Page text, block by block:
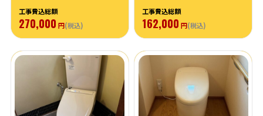
工事費込総額
270,000 円(税込)
工事費込総額
162,000 円(税込)